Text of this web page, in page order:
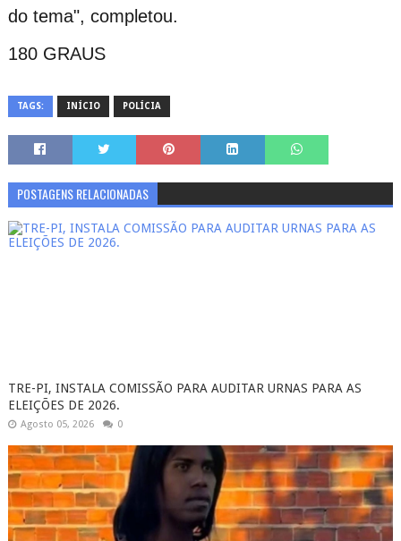
do tema", completou.
180 GRAUS
TAGS: INÍCIO POLÍCIA
POSTAGENS RELACIONADAS
TRE-PI, INSTALA COMISSÃO PARA AUDITAR URNAS PARA AS
ELEIÇÕES DE 2026.
Agosto 05, 2026 0